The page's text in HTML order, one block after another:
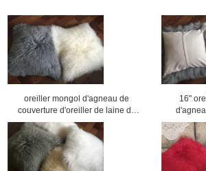
oreiller mongol d'agneau de
couverture d'oreiller de laine de
laine de peau de mouton de caisse
bouclée d'oreiller
16"
d'oreiller
laine de